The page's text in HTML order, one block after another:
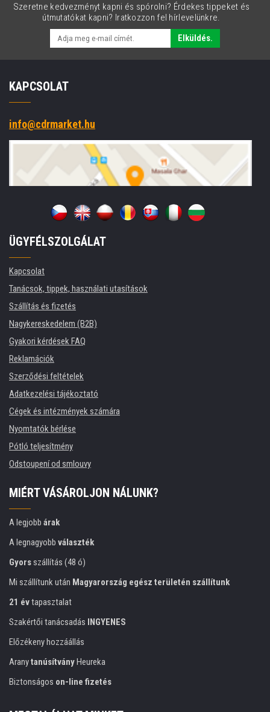
Szeretne kedvezményt kapni és spórolni? Érdekes tippeket és
útmutatókat kapni? Iratkozzon fel hírlevelünkre.
Elküldés.
KAPCSOLAT
info@cdrmarket.hu
ÜGYFÉLSZOLGÁLAT
Kapcsolat
Tanácsok, tippek, használati utasítások
Szállítás és fizetés
Nagykereskedelem (B2B)
Gyakori kérdések FAQ
Reklamációk
Szerződési feltételek
Adatkezelési tájékoztató
Cégek és intézmények számára
Nyomtatók bérlése
Pótló teljesítmény
Odstoupení od smlouvy
MIÉRT VÁSÁROLJON NÁLUNK?
A legjobb árak
A legnagyobb választék
Gyorsszállítás (48 ó)
Mi szállítunk után Magyarország egész területén szállítunk
21 évtapasztalat
Szakértői tanácsadás INGYENES
Előzékeny hozzáállás
AranytanúsítványHeureka
Biztonságos on-line fizetés